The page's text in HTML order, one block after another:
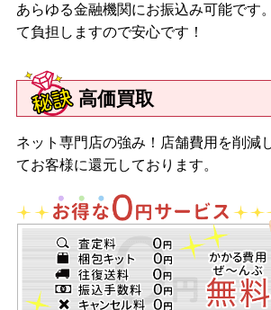
あらゆる金融機関にお振込み可能です
て負担しますので安心です！
高価買取
ネット専門店の強み！店舗費用を削減
てお客様に還元しております。